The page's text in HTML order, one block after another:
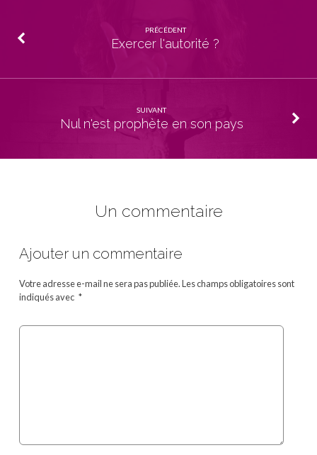
PRÉCÉDENT
Exercer l'autorité ?
SUIVANT
Nul n'est prophète en son pays
Un commentaire
Ajouter un commentaire
Votre adresse e-mail ne sera pas publiée.Les champs obligatoires sont
indiqués avec *